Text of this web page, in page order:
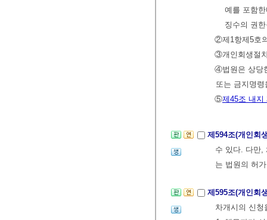
예를 포함
징수의 권
②제1항제5호
③개인회생절
④법원은 상당
또는 금지명
⑤제45조 내지
제594조(개인회
수 있다. 다만,
는 법원의 허
제595조(개인회
차개시의 신